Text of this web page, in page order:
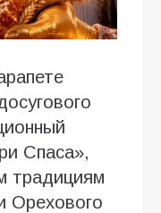
Спаса»,
традициям
Орехового